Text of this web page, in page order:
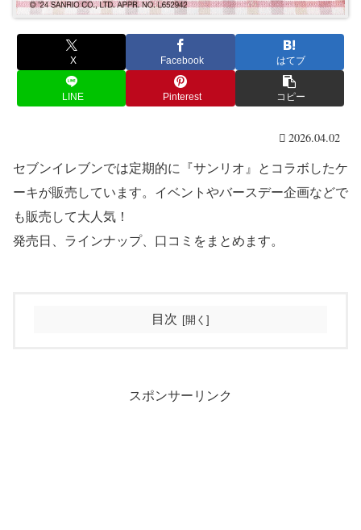
X Facebook はてブ
LINE Pinterest コピー
2026.04.02
セブンイレブンでは定期的に『サンリオ』とコラボしたケ
ーキが販売しています。イベントやバースデー企画などで
も販売して大人気！
発売日、ラインナップ、口コミをまとめます。
目次
スポンサーリンク